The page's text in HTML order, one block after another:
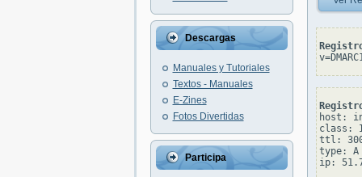
Descargas
Manuales y Tutoriales
Textos - Manuales
E-Zines
Fotos Divertidas
Participa
Registro
host:
class:
ttl:
type: A